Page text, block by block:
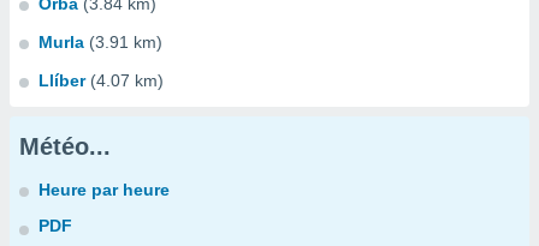
Murla (3.91 km)
Llíber (4.07 km)
Météo...
Heure par heure
PDF